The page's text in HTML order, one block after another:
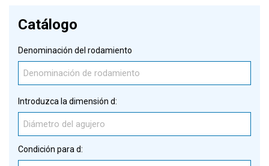
Catálogo
Denominación del rodamiento
Introduzca la dimensión d:
Condición para d: